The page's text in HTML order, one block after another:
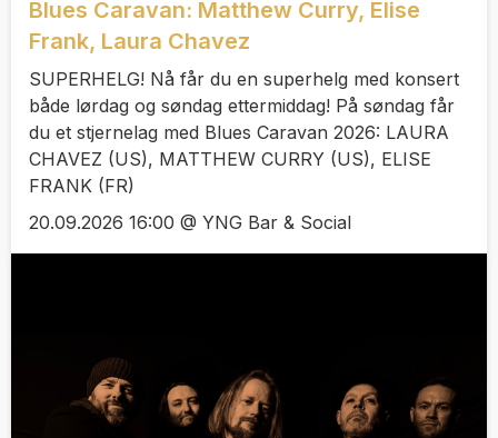
Blues Caravan: Matthew Curry, Elise
Frank, Laura Chavez
SUPERHELG! Nå får du en superhelg med konsert
både lørdag og søndag ettermiddag! På søndag får
du et stjernelag med Blues Caravan 2026: LAURA
CHAVEZ (US), MATTHEW CURRY (US), ELISE
FRANK (FR)
20.09.2026 16:00 @ YNG Bar & Social